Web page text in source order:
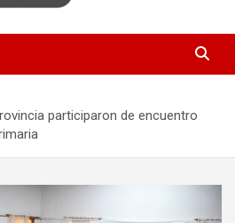
participaron de encuentro